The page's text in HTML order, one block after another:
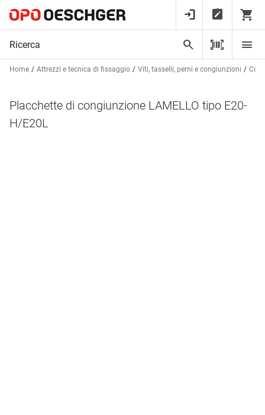
Home Attrezzi e tecnica di fissaggio Viti, tasselli, perni e congiunzioni
Placchette di congiunzione LAMELLO tipo E20-
H/E20L